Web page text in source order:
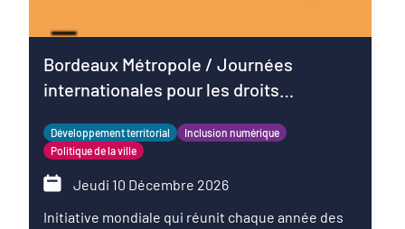
Bordeaux Métropole / Journées
internationales pour les droits
Développement territorial
Inclusion numérique
Politique de la ville
Jeudi 10 Décembre 2026
Initiative mondiale qui réunit chaque année des